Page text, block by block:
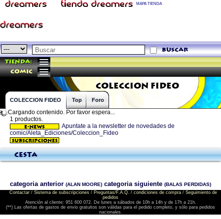
MAPA TIENDA
buscar
Tienda:
comic
COLECCION FIDEO
COLECCION FIDEO Top Foro
Cargando contenido. Por favor espera...
1 productos.
Apuntate a la newsletter de novedades de
comic/Aleta_Ediciones/Coleccion_Fideo
Cesta
categoria anterior (ALAN MOORE) categoria siguiente (BALAS PERDIDAS)
Contactar/ Sistema de subscripciones/ Preguntas/F.A.Q. / condiciones de compra/ Seguimiento de
pedidos
Atención al cliente: 951 600 072. De lunes a sábados de 10h a 14h y de 17h a 21h.
(**) Las ofertas de gastos de envio gratuitos son válidas para el pedido completo, y sólo para pedidos
nacionales.